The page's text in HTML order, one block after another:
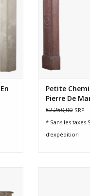
Petite
Pierre De
€2.250,00 SRP
* Sans les taxes
d'expédition